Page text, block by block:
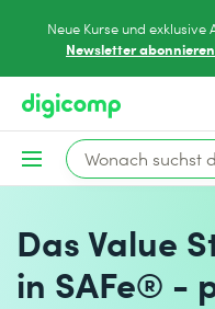
Neue Kurse und
Newsletter
Das Value
in SAFe® -